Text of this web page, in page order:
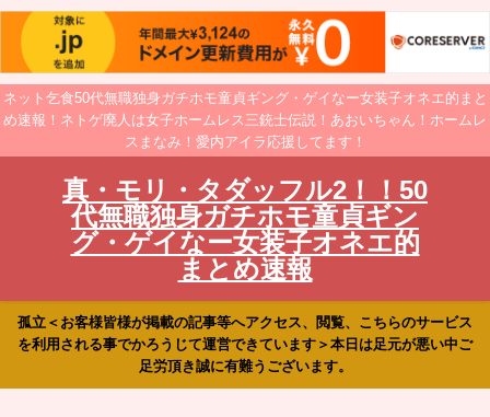
ネット乞食50代無職独身ガチホモ童貞ギング・ゲイなー女装子オネエ的まと
め速報！ネトゲ廃人は女子ホームレス三銃士伝説！あおいちゃん！ホームレ
スまなみ！愛内アイラ応援してます！
真・モリ・タダッフル2！！50
代無職独身ガチホモ童貞ギン
グ・ゲイなー女装子オネエ的
まとめ速報
孤立＜お客様皆様が掲載の記事等へアクセス、閲覧、こちらのサービス
を利用される事でかろうじて運営できています＞本日は足元が悪い中ご
足労頂き誠に有難うございます。